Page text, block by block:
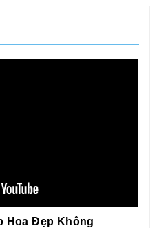
Hoa Đẹp Không